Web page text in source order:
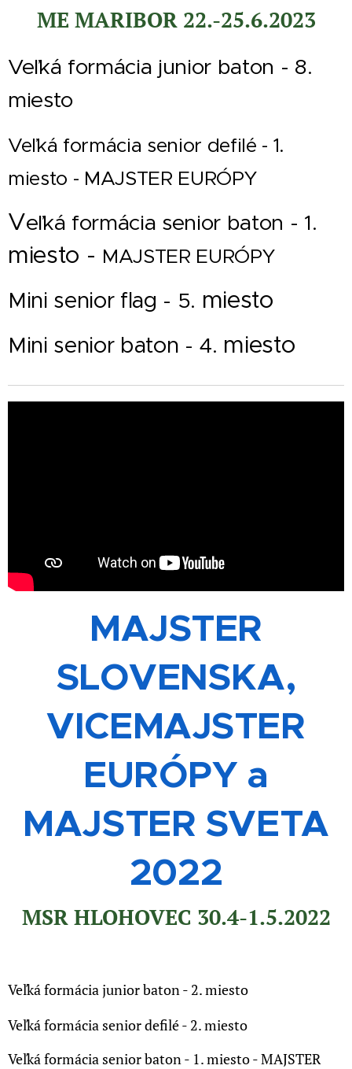
ME MARIBOR 22.-25.6.2023
Veľká formácia junior baton - 8.
miesto
Veľká formácia senior defilé - 1.
miesto - MAJSTER EURÓPY
Veľká formácia senior baton - 1.
miesto - MAJSTER EURÓPY
Mini senior flag - 5. miesto
Mini senior baton - 4. miesto
MAJSTER
SLOVENSKA,
VICEMAJSTER
EURÓPY a
MAJSTER SVETA
2022
MSR HLOHOVEC 30.4-1.5.2022
Veľká formácia junior baton - 2. miesto
Veľká formácia senior defilé - 2. miesto
Veľká formácia senior baton - 1. miesto - MAJSTER